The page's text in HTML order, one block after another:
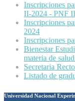
Inscripciones
II-2024 - PNF
Inscripciones
2024
Inscripciones
Bienestar
materia de
Secretaria
Listado de
Universidad Nacional